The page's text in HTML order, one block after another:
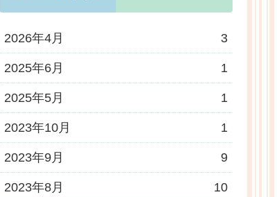
2026年4月 3
2025年6月 1
2025年5月 1
2023年10月 1
2023年9月 9
2023年8月 10